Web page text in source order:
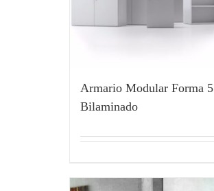
Armario Modular Forma 5
Bilaminado